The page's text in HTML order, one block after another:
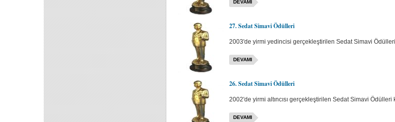
DEVAMI
27. Sedat Simavi Ödülleri
2003'de yirmi yedincisi gerçekleştirilen Sedat Simavi
DEVAMI
26. Sedat Simavi Ödülleri
2002'de yirmi altıncısı gerçekleştirilen Sedat Simavi Ödülleri
DEVAMI